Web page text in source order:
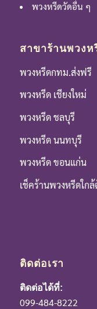
พวงหรีดวัดอื่น ๆ
สาขาร้านพวงห
พวงหรีดกทม.ส่งฟรี
พวงหรีด เชียงใหม่
พวงหรีด ชลบุรี
พวงหรีด นนทบุรี
พวงหรีด ขอนแก่น
เช็คร้านพวงหรีดใก
ติดต่อเรา
ติดต่อได้ที่:
099-484-8222